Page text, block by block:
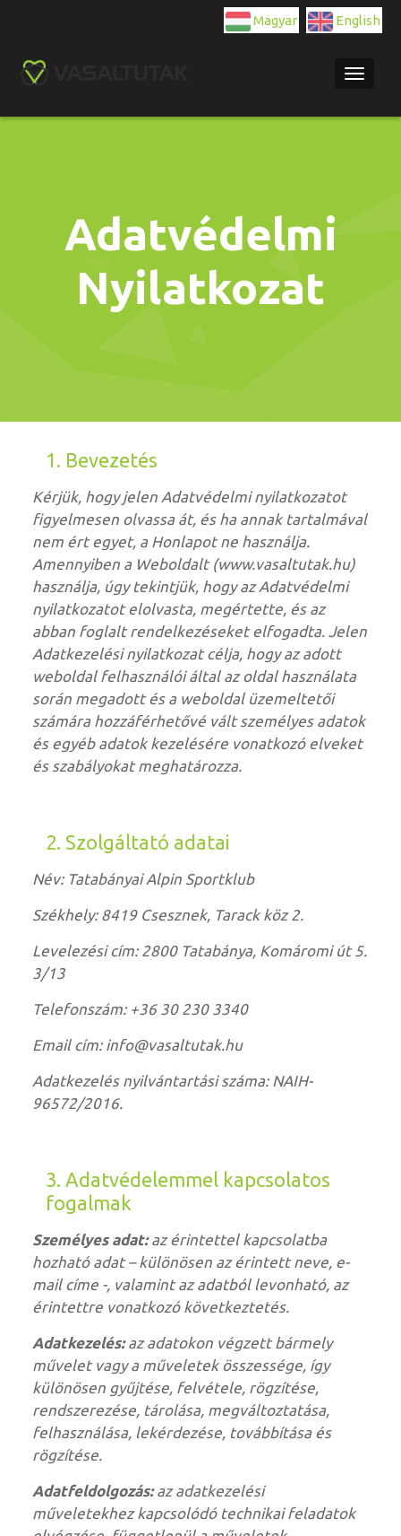
Magyar English
Adatvédelmi
Nyilatkozat
1. Bevezetés
Kérjük, hogy jelen Adatvédelmi nyilatkozatot
figyelmesen olvassa át, és ha annak tartalmával
nem ért egyet, a Honlapot ne használja.
Amennyiben a Weboldalt (www.vasaltutak.hu)
használja, úgy tekintjük, hogy az Adatvédelmi
nyilatkozatot elolvasta, megértette, és az
abban foglalt rendelkezéseket elfogadta. Jelen
Adatkezelési nyilatkozat célja, hogy az adott
weboldal felhasználói által az oldal használata
során megadott és a weboldal üzemeltetői
számára hozzáférhetővé vált személyes adatok
és egyéb adatok kezelésére vonatkozó elveket
és szabályokat meghatározza.
2. Szolgáltató adatai
Név: Tatabányai Alpin Sportklub
Székhely: 8419 Csesznek, Tarack köz 2.
Levelezési cím: 2800 Tatabánya, Komáromi út 5.
3/13
Telefonszám: +36 30 230 3340
Email cím: info@vasaltutak.hu
Adatkezelés nyilvántartási száma: NAIH-
96572/2016.
3. Adatvédelemmel kapcsolatos
fogalmak
Személyes adat:az érintettel kapcsolatba
hozható adat – különösen az érintett neve, e-
mail címe -, valamint az adatból levonható, az
érintettre vonatkozó következtetés.
Adatkezelés:az adatokon végzett bármely
művelet vagy a műveletek összessége, így
különösen gyűjtése, felvétele, rögzítése,
rendszerezése, tárolása, megváltoztatása,
felhasználása, lekérdezése, továbbítása és
rögzítése.
Adatfeldolgozás:az adatkezelési
műveletekhez kapcsolódó technikai feladatok